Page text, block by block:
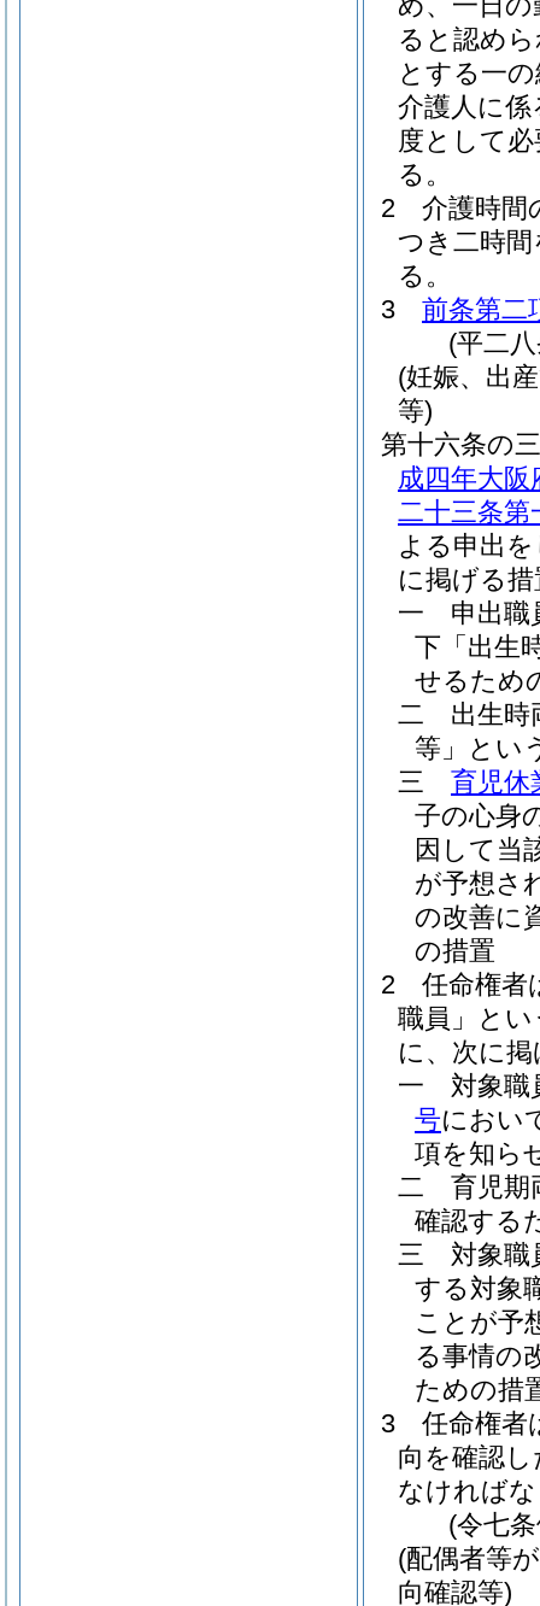
ると認め
とする一
介護人に係
度として
る。
2
介護時間
つき二時
る。
3
前条第二
(平二
(妊娠、出
等)
第十六条の三
成四年大
二十三条第
よる申出
に掲げる
一
申出職
下「出生
せるため
二
出生時
等」とい
三
育児休
子の心身
因して当
が予想さ
の改善に
の措置
2
任命権者
職員」とい
に、次に
一
対象職
号におい
項を知ら
二
育児期
確認する
三
対象職
する対象
ことが予
る事情の
ための措
3
任命権者
向を確認
なければ
(令七
(配偶者等
向確認等)